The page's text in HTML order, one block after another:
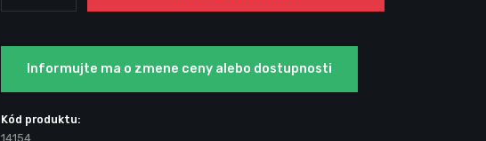
Informujte ma o zmene ceny alebo dostupnosti
Kód produktu:
14154